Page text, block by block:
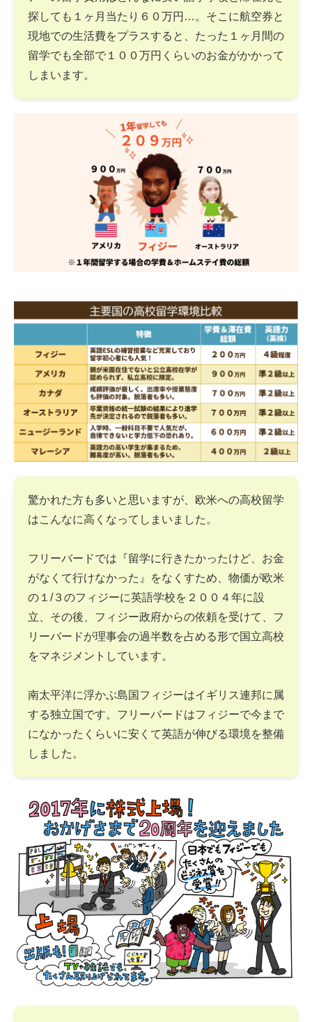
探しても１ヶ月当たり６０万円…。そこに航空券と
現地での生活費をプラスすると、たった１ヶ月間の
留学でも全部で１００万円くらいのお金がかかって
しまいます。
驚かれた方も多いと思いますが、欧米への高校留学
はこんなに高くなってしまいました。
フリーバードでは『留学に行きたかったけど、お金
がなくて行けなかった』をなくすため、物価が欧米
の１/３のフィジーに英語学校を２００４年に設
立、その後、フィジー政府からの依頼を受けて、フ
リーバードが理事会の過半数を占める形で国立高校
をマネジメントしています。
南太平洋に浮かぶ島国フィジーはイギリス連邦に属
する独立国です。フリーバードはフィジーで今まで
になかったくらいに安くて英語が伸びる環境を整備
しました。